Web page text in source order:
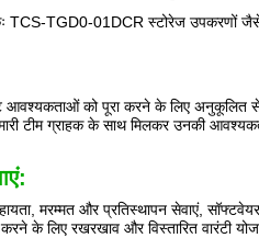
TCS-TGD0-01DCR स्टोरेज उपकरणों
आवश्यकताओं को पूरा करने के लिए
टीम ग्राहक के साथ मिलकर उनकी
मरम्मत और प्रतिस्थापन सेवाएं,
के लिए रखरखाव और विस्तारित वारंटी